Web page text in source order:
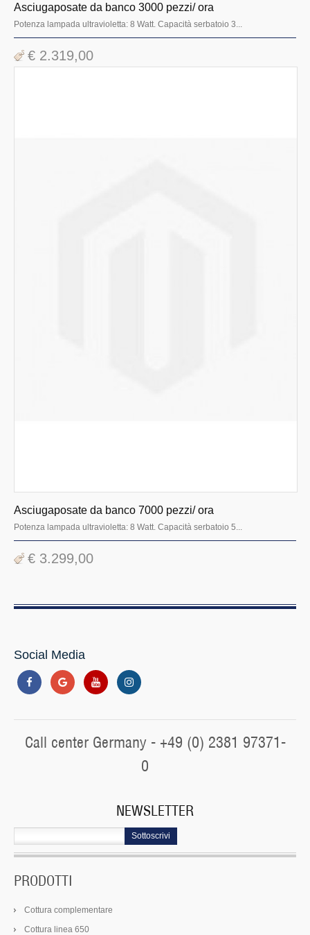
Asciugaposate da banco 3000 pezzi/ ora
Potenza lampada ultravioletta: 8 Watt. Capacità serbatoio 3...
€ 2.319,00
Asciugaposate da banco 7000 pezzi/ ora
Potenza lampada ultravioletta: 8 Watt. Capacità serbatoio 5...
€ 3.299,00
Social Media
Call center Germany - +49 (0) 2381 97371-
0
NEWSLETTER
Sottoscrivi
PRODOTTI
Cottura complementare
Cottura linea 650